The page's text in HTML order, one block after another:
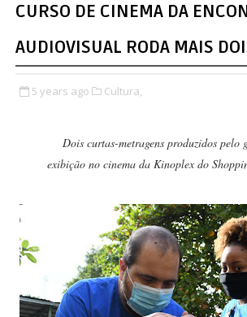
CURSO DE CINEMA DA
AUDIOVISUAL RODA MAIS
5 years ago Cultura,
Dois curtas-metragens produzidos pelo
exibição no cinema da Kinoplex do